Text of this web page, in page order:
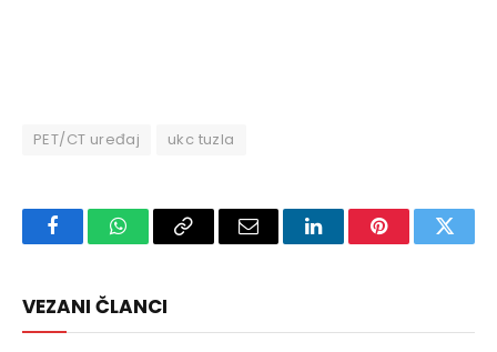
PET/CT uređaj ukc tuzla
FacebookWhatsAppCopy
Email LinkedInPinterest
VEZANI ČLANCI